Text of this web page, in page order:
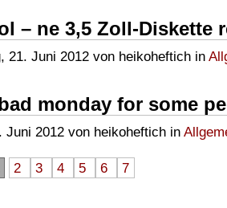
– ne 3,5 Zoll-Diskette
21. Juni 2012 von heikoheftich in
monday for some
Juni 2012 von heikoheftich in
2 3 4 5 6 7